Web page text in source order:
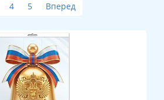
4 5 Вперед